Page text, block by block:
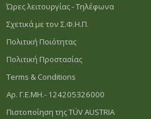
Ώρες λειτουργίας - Τηλέφωνα
Σχετικά με τον Σ.Φ.Η.Π.
Πολιτική Ποιότητας
Πολιτική Προστασίας
Terms & Conditions
Αρ. Γ.Ε.ΜΗ.- 124205326000
Πιστοποίηση της TÜV AUSTRIA